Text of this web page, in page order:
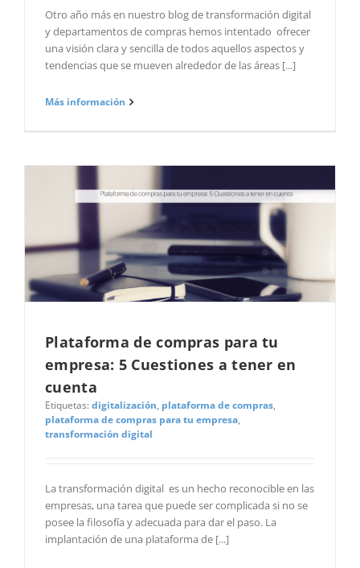
Otro año más en nuestro blog de transformación digital
y departamentos de compras hemos intentado ofrecer
una visión clara y sencilla de todos aquellos aspectos y
tendencias que se mueven alrededor de las áreas [...]
Más información
Plataforma de compras para tu
empresa: 5 Cuestiones a tener en
cuenta
Etiquetas: digitalización, plataforma de compras,
plataforma de compras para tu empresa,
transformación digital
La transformación digital es un hecho reconocible en las
empresas, una tarea que puede ser complicada si no se
posee la filosofía y adecuada para dar el paso. La
implantación de una plataforma de [...]